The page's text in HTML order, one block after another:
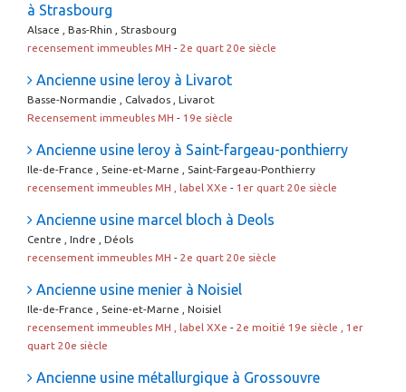
à Strasbourg
Alsace , Bas-Rhin , Strasbourg
recensement immeubles MH - 2e quart 20e siècle
Ancienne usine leroy à Livarot
Basse-Normandie , Calvados , Livarot
Recensement immeubles MH - 19e siècle
Ancienne usine leroy à Saint-fargeau-ponthierry
Ile-de-France , Seine-et-Marne , Saint-Fargeau-Ponthierry
recensement immeubles MH , label XXe - 1er quart 20e siècle
Ancienne usine marcel bloch à Deols
Centre , Indre , Déols
recensement immeubles MH - 2e quart 20e siècle
Ancienne usine menier à Noisiel
Ile-de-France , Seine-et-Marne , Noisiel
recensement immeubles MH , label XXe - 2e moitié 19e siècle , 1er
quart 20e siècle
Ancienne usine métallurgique à Grossouvre